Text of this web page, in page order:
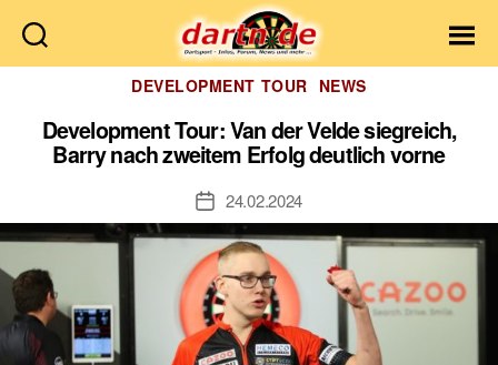
Dartn.de
Kategorien
DEVELOPMENT TOUR NEWS
Development Tour: Van der Velde siegreich,
Barry nach zweitem Erfolg deutlich vorne
Veröffentlichungsdatum
24.02.2024